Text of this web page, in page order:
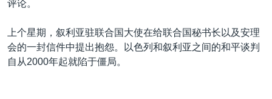
评论。
上个星期，叙利亚驻联合国大使在给联合国秘书长以及安理
会的一封信件中提出抱怨。以色列和叙利亚之间的和平谈判
自从2000年起就陷于僵局。